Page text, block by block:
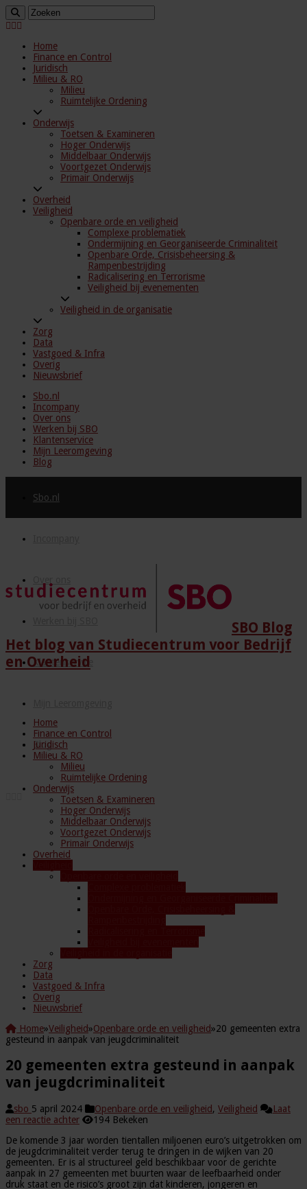
Home
Finance en Control
Juridisch
Milieu & RO
Milieu
Ruimtelijke Ordening
Onderwijs
Toetsen & Examineren
Hoger Onderwijs
Middelbaar Onderwijs
Voortgezet Onderwijs
Primair Onderwijs
Overheid
Veiligheid
Openbare orde en veiligheid
Complexe problematiek
Ondermijning en Georganiseerde Criminaliteit
Openbare Orde, Crisisbeheersing &
Rampenbestrijding
Radicalisering en Terrorisme
Veiligheid bij evenementen
Veiligheid in de organisatie
Zorg
Data
Vastgoed & Infra
Overig
Nieuwsbrief
Sbo.nl
Incompany
Over ons
Werken bij SBO
Klantenservice
Mijn Leeromgeving
Blog
Sbo.nl
Klantenservice
Blog
SBO Blog
Het blog van Studiecentrum voor Bedrijf
en Overheid
Home
Finance en Control
Juridisch
Milieu & RO
Milieu
Ruimtelijke Ordening
Onderwijs
Toetsen & Examineren
Hoger Onderwijs
Middelbaar Onderwijs
Voortgezet Onderwijs
Primair Onderwijs
Overheid
Zorg
Data
Vastgoed & Infra
Overig
Nieuwsbrief
Home»Veiligheid»Openbare orde en veiligheid»20 gemeenten extra
gesteund in aanpak van jeugdcriminaliteit
20 gemeenten extra gesteund in aanpak
van jeugdcriminaliteit
sbo 5 april 2024 Openbare orde en veiligheid, Veiligheid
Laat
een reactie achter
194 Bekeken
De komende 3 jaar worden tientallen miljoenen euro’s uitgetrokken om
de jeugdcriminaliteit verder terug te dringen in de wijken van 20
gemeenten. Er is al structureel geld beschikbaar voor de gerichte
aanpak in 27 gemeenten met buurten waar de leefbaarheid onder
druk staat en de risico’s groot zijn dat kinderen, jongeren en